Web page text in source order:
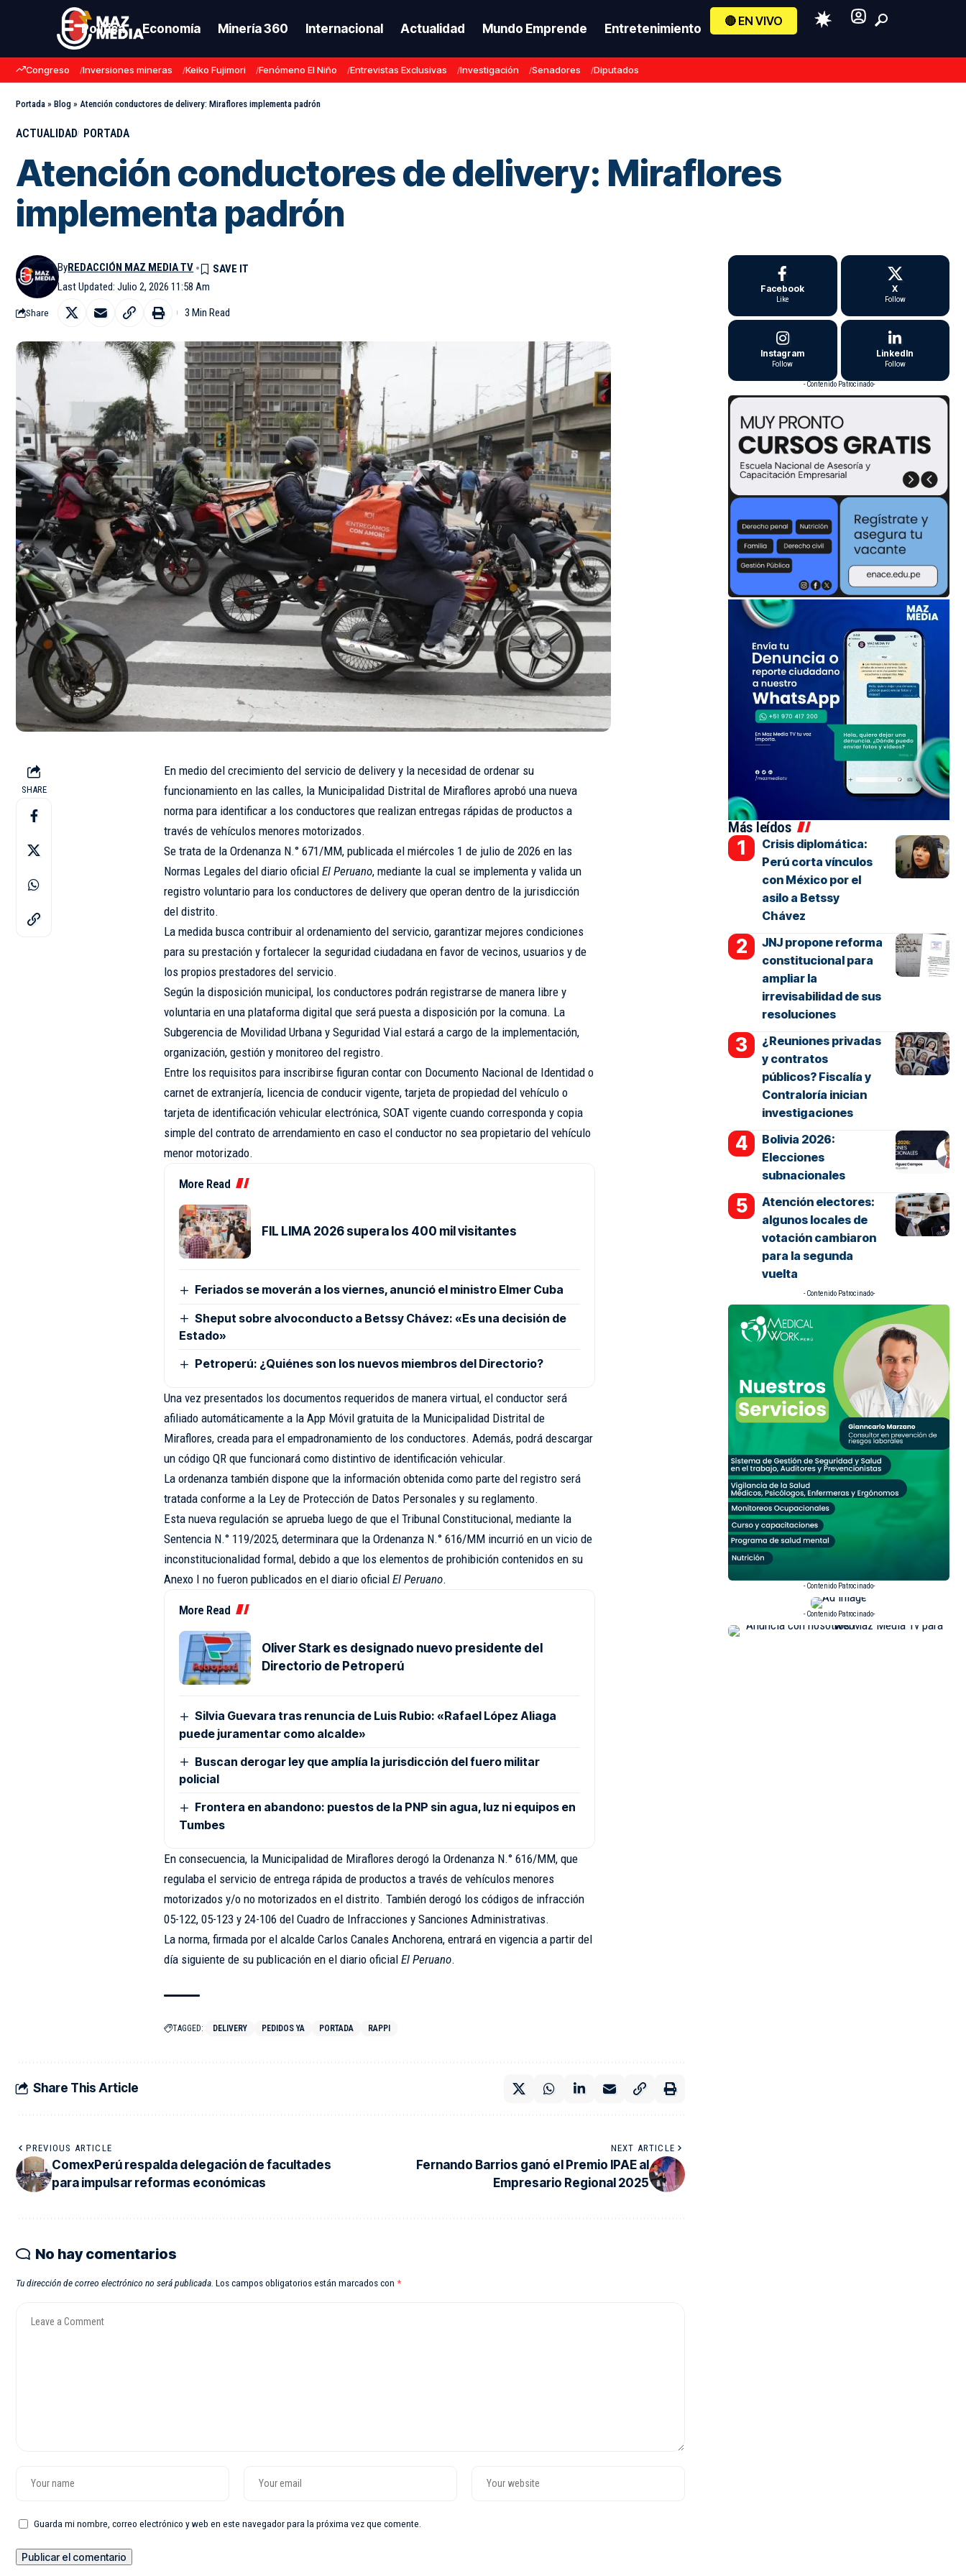
Política Economía Minería 360 Internacional Actualidad Mundo Emprende Entretenimiento
🔴 EN VIVO
Congreso Inversiones mineras Keiko Fujimori Fenómeno El Niño Entrevistas Exclusivas Investigación Senadores Diputados
Portada » Blog » Atención conductores de delivery: Miraflores implementa padrón
ACTUALIDAD PORTADA
Atención conductores de delivery: Miraflores
implementa padrón
Last Updated: Julio 2, 2026 11:58 Am
ByREDACCIÓN MAZ MEDIA TV
Share 3 Min Read
SHARE
En medio del crecimiento del servicio de delivery y la necesidad de ordenar su
funcionamiento en las calles, la Municipalidad Distrital de Miraflores aprobó una nueva
norma para identificar a los conductores que realizan entregas rápidas de productos a
través de vehículos menores motorizados.
Se trata de la Ordenanza N.° 671/MM, publicada el miércoles 1 de julio de 2026 en las
Normas Legales del diario oficial El Peruano, mediante la cual se implementa y valida un
registro voluntario para los conductores de delivery que operan dentro de la jurisdicción
del distrito.
La medida busca contribuir al ordenamiento del servicio, garantizar mejores condiciones
para su prestación y fortalecer la seguridad ciudadana en favor de vecinos, usuarios y de
los propios prestadores del servicio.
Según la disposición municipal, los conductores podrán registrarse de manera libre y
voluntaria en una plataforma digital que será puesta a disposición por la comuna. La
Subgerencia de Movilidad Urbana y Seguridad Vial estará a cargo de la implementación,
organización, gestión y monitoreo del registro.
Entre los requisitos para inscribirse figuran contar con Documento Nacional de Identidad o
carnet de extranjería, licencia de conducir vigente, tarjeta de propiedad del vehículo o
tarjeta de identificación vehicular electrónica, SOAT vigente cuando corresponda y copia
simple del contrato de arrendamiento en caso el conductor no sea propietario del vehículo
menor motorizado.
More Read
FIL LIMA 2026 supera los 400 mil visitantes
Feriados se moverán a los viernes, anunció el ministro Elmer Cuba
Sheput sobre alvoconducto a Betssy Chávez: «Es una decisión de
Estado»
Petroperú: ¿Quiénes son los nuevos miembros del Directorio?
Una vez presentados los documentos requeridos de manera virtual, el conductor será
afiliado automáticamente a la App Móvil gratuita de la Municipalidad Distrital de
Miraflores, creada para el empadronamiento de los conductores. Además, podrá descargar
un código QR que funcionará como distintivo de identificación vehicular.
La ordenanza también dispone que la información obtenida como parte del registro será
tratada conforme a la Ley de Protección de Datos Personales y su reglamento.
Esta nueva regulación se aprueba luego de que el Tribunal Constitucional, mediante la
Sentencia N.° 119/2025, determinara que la Ordenanza N.° 616/MM incurrió en un vicio de
inconstitucionalidad formal, debido a que los elementos de prohibición contenidos en su
Anexo I no fueron publicados en el diario oficial El Peruano.
More Read
Oliver Stark es designado nuevo presidente del
Directorio de Petroperú
Silvia Guevara tras renuncia de Luis Rubio: «Rafael López Aliaga
puede juramentar como alcalde»
Buscan derogar ley que amplía la jurisdicción del fuero militar
policial
Frontera en abandono: puestos de la PNP sin agua, luz ni equipos en
Tumbes
En consecuencia, la Municipalidad de Miraflores derogó la Ordenanza N.° 616/MM, que
regulaba el servicio de entrega rápida de productos a través de vehículos menores
motorizados y/o no motorizados en el distrito. También derogó los códigos de infracción
05-122, 05-123 y 24-106 del Cuadro de Infracciones y Sanciones Administrativas.
La norma, firmada por el alcalde Carlos Canales Anchorena, entrará en vigencia a partir del
día siguiente de su publicación en el diario oficial El Peruano.
TAGGED: DELIVERY PEDIDOS YA PORTADA RAPPI
Share This Article
PREVIOUS ARTICLE
ComexPerú respalda delegación de facultades
para impulsar reformas económicas
NEXT ARTICLE
Fernando Barrios ganó el Premio IPAE al
Empresario Regional 2025
No hay comentarios
Tu dirección de correo electrónico no será publicada. Los campos obligatorios están marcados con *
Guarda mi nombre, correo electrónico y web en este navegador para la próxima vez que comente.
Facebook
Like
X
Follow
Instagram
Follow
LinkedIn
Follow
- Contenido Patrocinado-
Más leídos
Crisis diplomática:
Perú corta vínculos
con México por el
asilo a Betssy
Chávez
JNJ propone reforma
constitucional para
ampliar la
irrevisabilidad de sus
resoluciones
¿Reuniones privadas
y contratos
públicos? Fiscalía y
Contraloría inician
investigaciones
Bolivia 2026:
Elecciones
subnacionales
Atención electores:
algunos locales de
votación cambiaron
para la segunda
vuelta
- Contenido Patrocinado-
- Contenido Patrocinado-
- Contenido Patrocinado-